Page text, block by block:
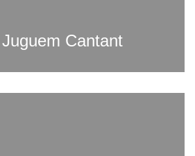
Cantant